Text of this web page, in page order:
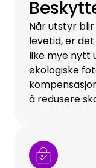
Når utstyr
levetid, er
like mye nytt
økologiske
å redusere